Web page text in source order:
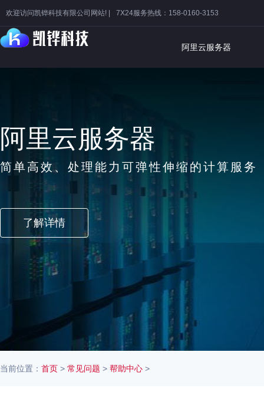
欢迎访问凯铧科技有限公司网站! | 7X24服务热线：158-0160-3153
阿里云服务器
阿里云服务器
简单高效、处理能力可弹性伸缩的计算服务
了解详情
当前位置： 首页 > 常见问题 > 帮助中心 >